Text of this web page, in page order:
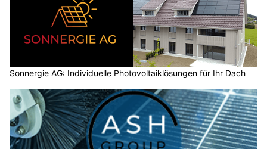
Sonnergie AG: Individuelle Photovoltaiklösungen für Ihr Dach